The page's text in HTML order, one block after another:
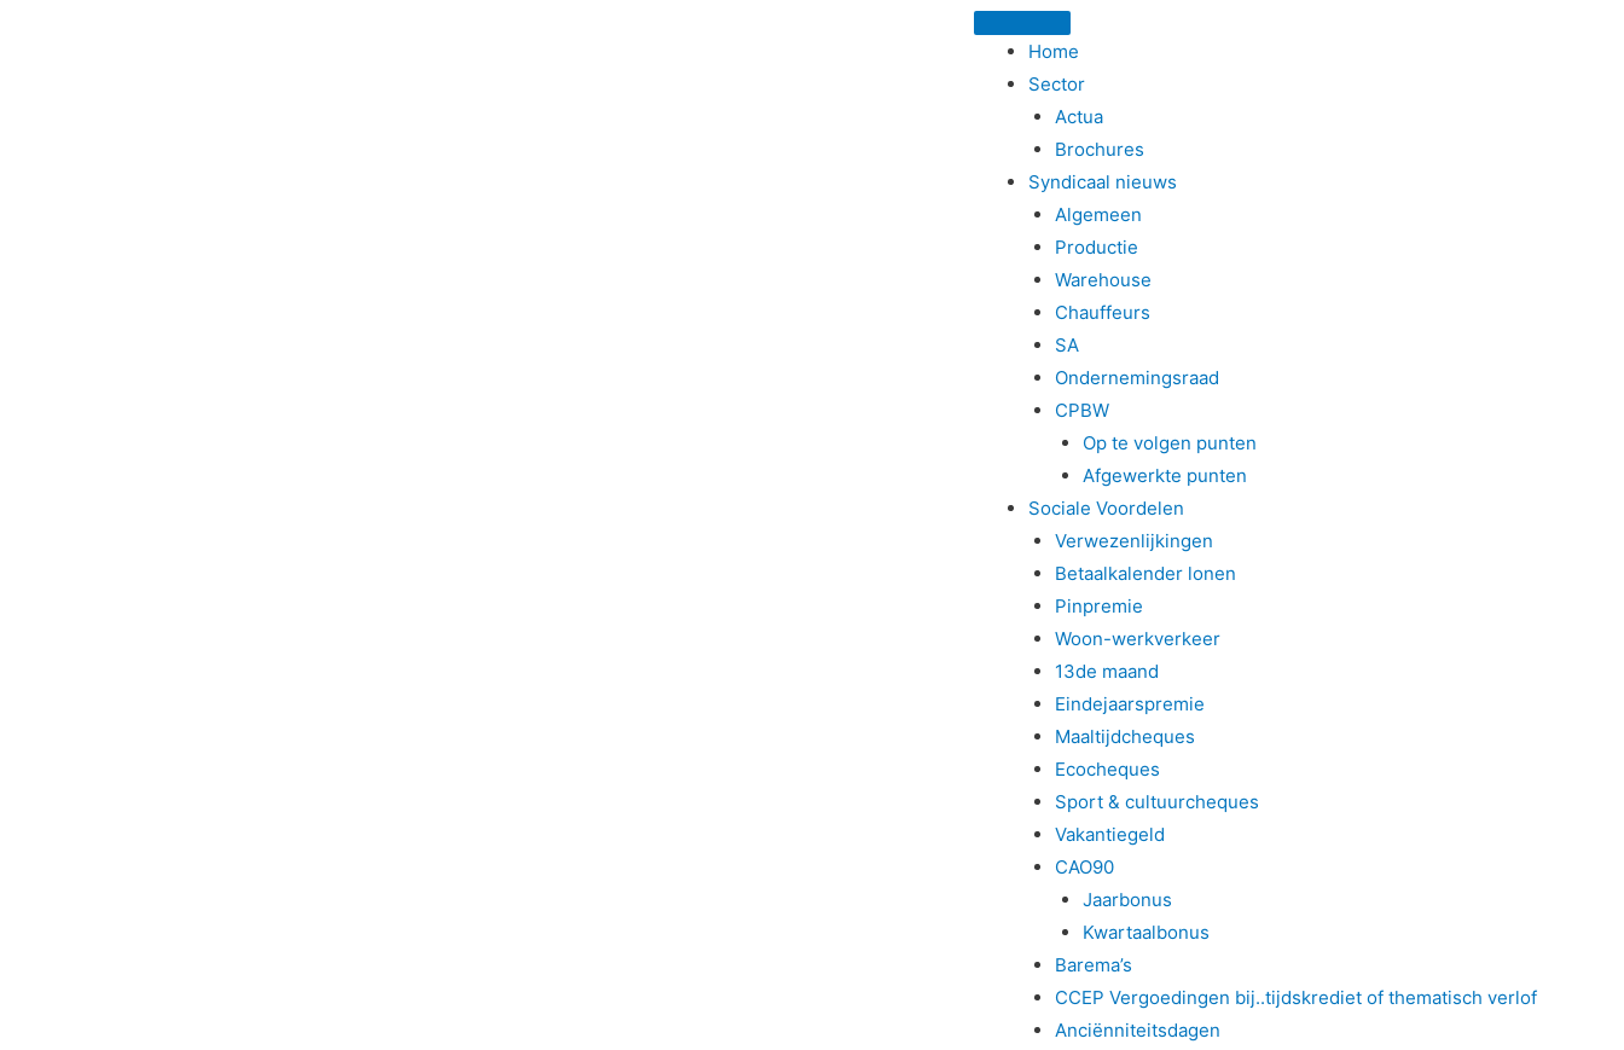
Home
Sector
Actua
Brochures
Syndicaal nieuws
Algemeen
Productie
Warehouse
Chauffeurs
SA
Ondernemingsraad
CPBW
Op te volgen punten
Afgewerkte punten
Sociale Voordelen
Verwezenlijkingen
Betaalkalender lonen
Pinpremie
Woon-werkverkeer
13de maand
Eindejaarspremie
Maaltijdcheques
Ecocheques
Sport & cultuurcheques
Vakantiegeld
CAO90
Jaarbonus
Kwartaalbonus
Barema’s
CCEP Vergoedingen bij..tijdskrediet of thematisch verlof
Anciënniteitsdagen